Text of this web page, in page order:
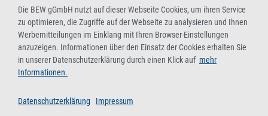
Die BEW gGmbH nutzt auf dieser Webseite Cookies, um ihren Service
zu optimieren, die Zugriffe auf der Webseite zu analysieren und Ihnen
Werbemitteilungen im Einklang mit Ihren Browser-Einstellungen
anzuzeigen. Informationen über den Einsatz der Cookies erhalten Sie
in unserer Datenschutzerklärung durch einen Klick auf mehr
Informationen.
Datenschutzerklärung Impressum